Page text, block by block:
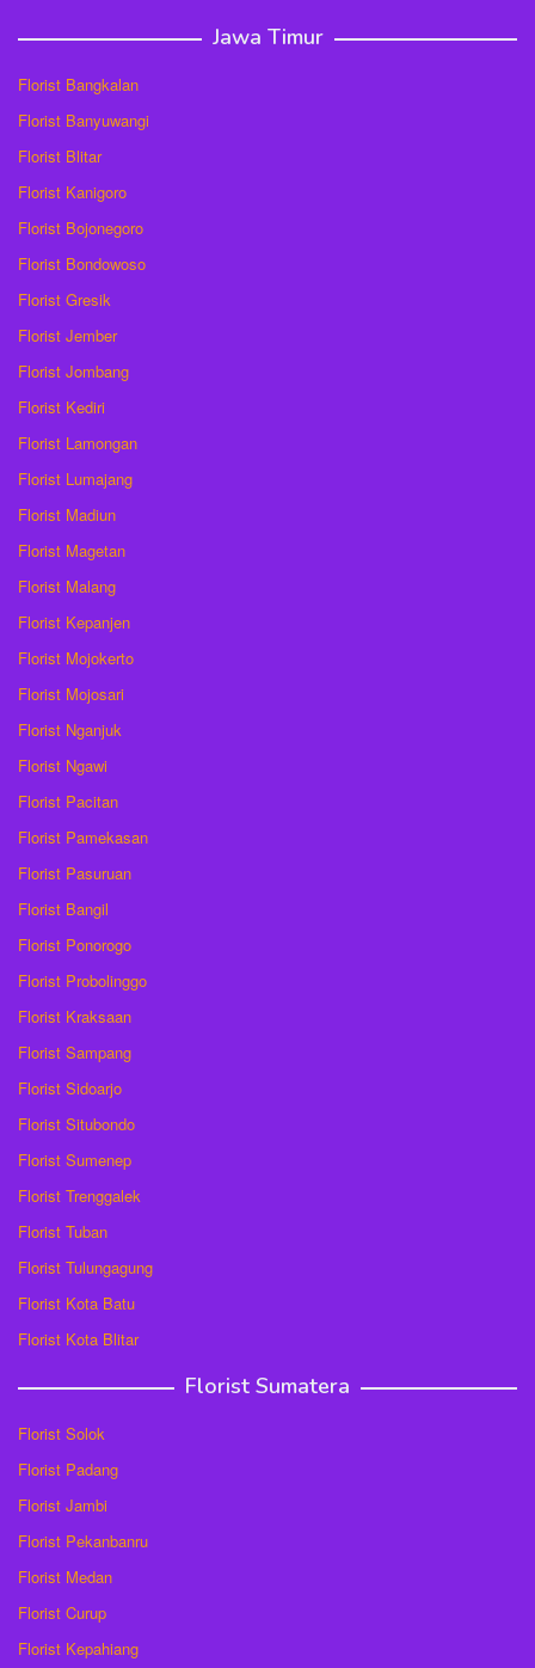
Jawa Timur
Florist Bangkalan
Florist Banyuwangi
Florist Blitar
Florist Kanigoro
Florist Bojonegoro
Florist Bondowoso
Florist Gresik
Florist Jember
Florist Jombang
Florist Kediri
Florist Lamongan
Florist Lumajang
Florist Madiun
Florist Magetan
Florist Malang
Florist Kepanjen
Florist Mojokerto
Florist Mojosari
Florist Nganjuk
Florist Ngawi
Florist Pacitan
Florist Pamekasan
Florist Pasuruan
Florist Bangil
Florist Ponorogo
Florist Probolinggo
Florist Kraksaan
Florist Sampang
Florist Sidoarjo
Florist Situbondo
Florist Sumenep
Florist Trenggalek
Florist Tuban
Florist Tulungagung
Florist Kota Batu
Florist Kota Blitar
Florist Sumatera
Florist Solok
Florist Padang
Florist Jambi
Florist Pekanbanru
Florist Medan
Florist Curup
Florist Kepahiang